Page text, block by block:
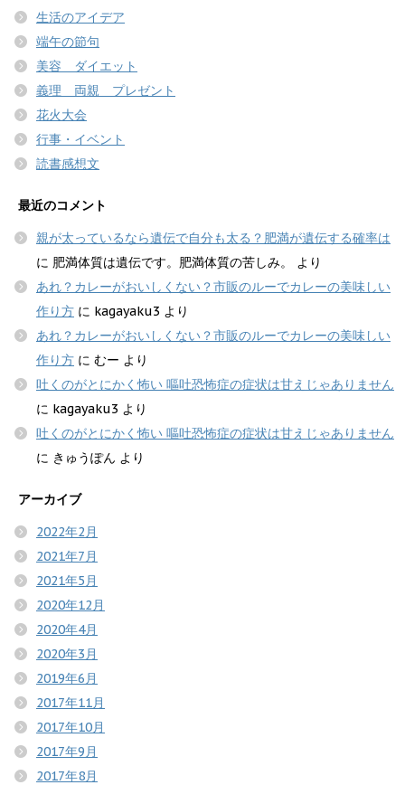
生活のアイデア
端午の節句
美容 ダイエット
義理 両親 プレゼント
花火大会
行事・イベント
読書感想文
最近のコメント
親が太っているなら遺伝で自分も太る？肥満が遺伝する確率は
に 肥満体質は遺伝です。肥満体質の苦しみ。
より
あれ？カレーがおいしくない？市販のルーでカレーの美味しい
作り方 に kagayaku3 より
あれ？カレーがおいしくない？市販のルーでカレーの美味しい
作り方 に むー より
吐くのがとにかく怖い 嘔吐恐怖症の症状は甘えじゃありません
に kagayaku3 より
吐くのがとにかく怖い 嘔吐恐怖症の症状は甘えじゃありません
に きゅうぽん より
アーカイブ
2022年2月
2021年7月
2021年5月
2020年12月
2020年4月
2020年3月
2019年6月
2017年11月
2017年10月
2017年9月
2017年8月